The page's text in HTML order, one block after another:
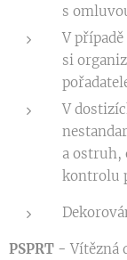
s
V
si
V
a ostruh,
kontrolu
PSPRT - Vítězná